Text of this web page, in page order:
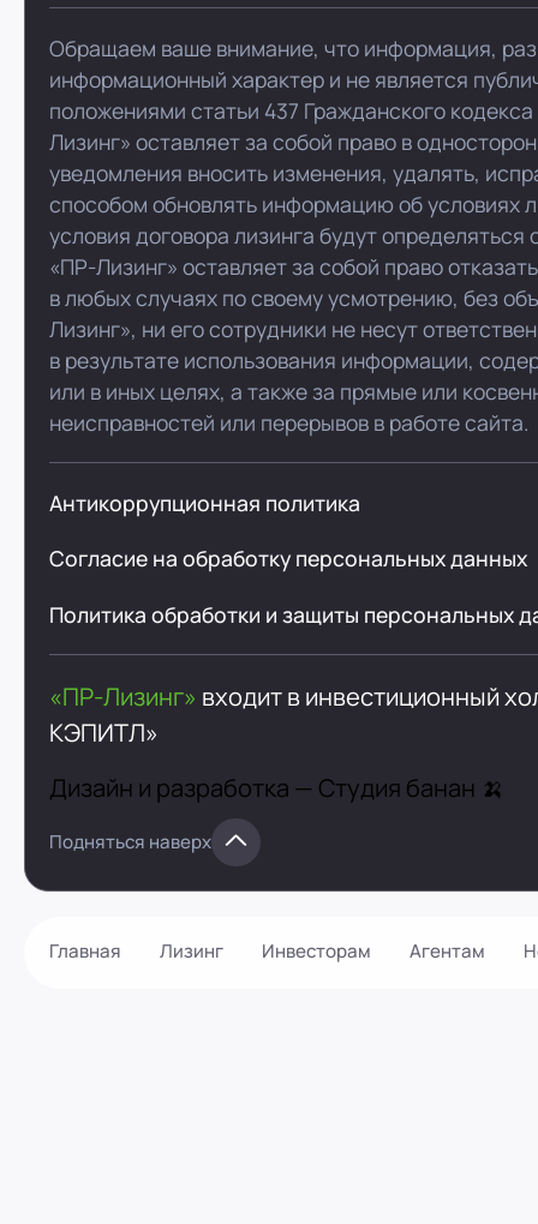
Главная Лизинг Инвесторам Агентам
Обращаем ваше внимание, что информация,
информационный характер и не является
положениями статьи 437 Гражданского
Лизинг» оставляет за собой право в
уведомления вносить изменения, удалять,
способом обновлять информацию об условиях
условия договора лизинга будут
«ПР-Лизинг» оставляет за собой право
в любых случаях по своему усмотрению, без
Лизинг», ни его сотрудники не несут
в результате использования информации,
или в иных целях, а также за прямые или
неисправностей или перерывов в работе сайта.
Антикоррупционная политика
Согласие на обработку персональных данных
Политика обработки и защиты персональных
«ПР-Лизинг» входит в инвестиционный
КЭПИТЛ»
Дизайн и разработка — Студия банан 🍌
Подняться наверх